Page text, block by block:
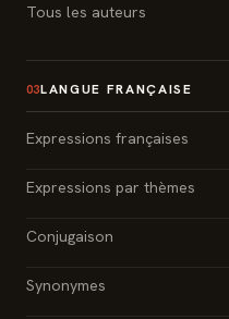
Tous les auteurs
03LANGUE FRANÇAISE
Expressions françaises
Expressions par thèmes
Conjugaison
Synonymes